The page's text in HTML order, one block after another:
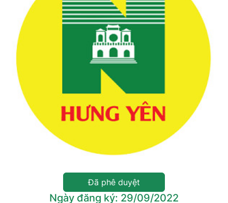
Đã phê duyệt
Ngày đăng ký: 29/09/2022